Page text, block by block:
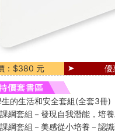
：$380 元 優
生的生活和安全套組(全套3冊)
綱套組－發現自我潛能，培
綱套組－美感從小培養－認